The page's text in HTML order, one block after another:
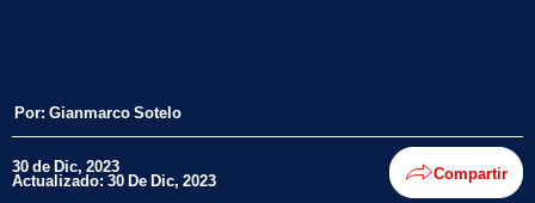
Por: Gianmarco Sotelo
30 de Dic, 2023
Actualizado: 30 De Dic, 2023 Compartir